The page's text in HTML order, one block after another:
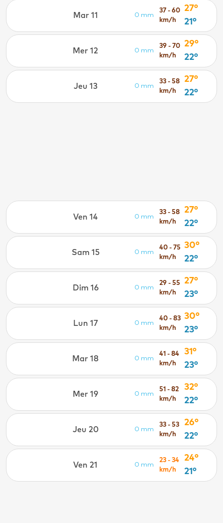
Mar 11 0 mm
37 - 60
km/h
27°
21°
Mer 12 0 mm
39 - 70
km/h
29°
22°
Jeu 13 0 mm
33 - 58
km/h
27°
22°
Ven 14 0 mm
33 - 58
km/h
27°
22°
Sam 15 0 mm
40 - 75
km/h
30°
22°
Dim 16 0 mm
29 - 55
km/h
27°
23°
Lun 17 0 mm
40 - 83
km/h
30°
23°
Mar 18 0 mm
41 - 84
km/h
31°
23°
Mer 19 0 mm
51 - 82
km/h
32°
22°
Jeu 20 0 mm
33 - 53
km/h
26°
22°
Ven 21 0 mm
23 - 34
km/h
24°
21°